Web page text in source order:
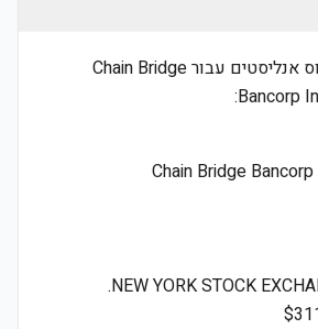
להלן סיכום קונצנזוס אנליסטים עבור Chain Bridge
Bancorp